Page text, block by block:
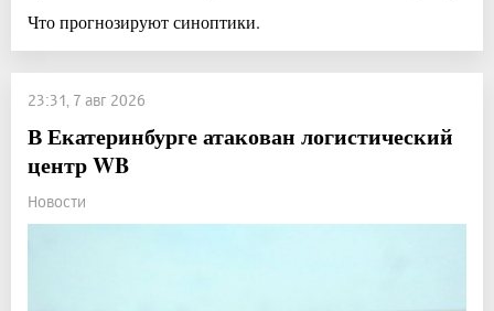
Что прогнозируют синоптики.
23:31, 7 авг 2026
В Екатеринбурге атакован логистический
центр WB
Новости